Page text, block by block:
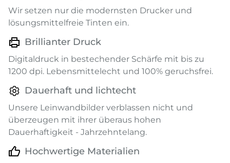
Wir setzen nur die modernsten Drucker und
lösungsmittelfreie Tinten ein.
Brillianter Druck
Digitaldruck in bestechender Schärfe mit bis zu
1200 dpi. Lebensmittelecht und 100% geruchsfrei.
Dauerhaft und lichtecht
Unsere Leinwandbilder verblassen nicht und
überzeugen mit ihrer überaus hohen
Dauerhaftigkeit - Jahrzehntelang.
Hochwertige Materialien